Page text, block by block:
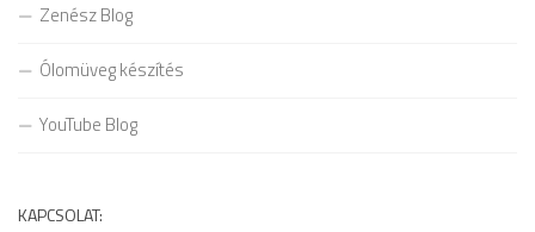
Zenész Blog
Ólomüveg készítés
YouTube Blog
KAPCSOLAT: